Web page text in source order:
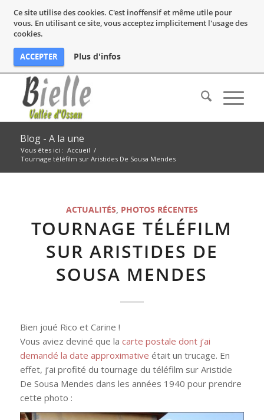
Ce site utilise des cookies. C'est inoffensif et même utile pour
vous. En utilisant ce site, vous acceptez implicitement l'usage des
cookies.
ACCEPTER Plus d'infos
Blog - A la une
Vous êtes ici : Accueil /
Tournage téléfilm sur Aristides De Sousa Mendes
ACTUALITÉS, PHOTOS RÉCENTES
TOURNAGE TÉLÉFILM
SUR ARISTIDES DE
SOUSA MENDES
Bien joué Rico et Carine !
Vous aviez deviné que la carte postale dont j’ai
demandé la date approximative était un trucage. En
effet, j’ai profité du tournage du téléfilm sur Aristide
De Sousa Mendes dans les années 1940 pour prendre
cette photo :